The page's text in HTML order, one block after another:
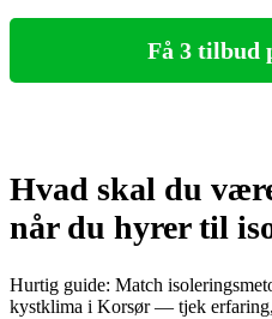
Få 3 tilbud
Hvad skal du
når du hyrer til
Hurtig guide: Match
kystklima i Korsør — tjek